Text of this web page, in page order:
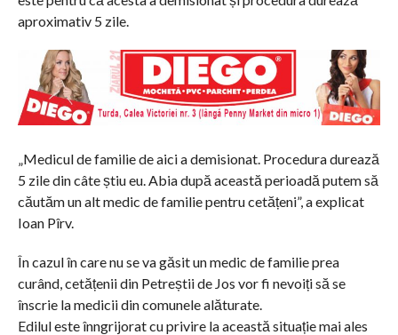
aproximativ 5 zile.
„Medicul de familie de aici a demisionat. Procedura durează
5 zile din câte știu eu. Abia după această perioadă putem să
căutăm un alt medic de familie pentru cetățeni”, a explicat
Ioan Pîrv.
În cazul în care nu se va găsit un medic de familie prea
curând, cetățenii din Petreștii de Jos vor fi nevoiți să se
înscrie la medicii din comunele alăturate.
Edilul este înngrijorat cu privire la această situație mai ales